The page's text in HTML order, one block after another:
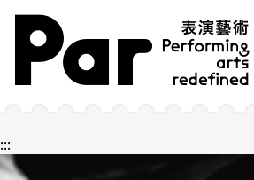
跳到主要內容區塊
網站導覽
:::